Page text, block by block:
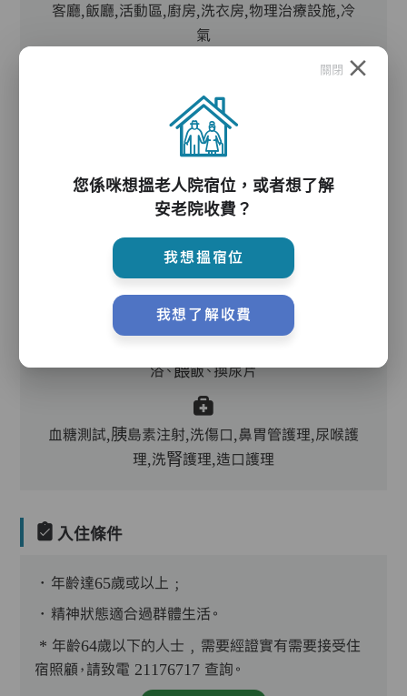
客廳,飯廳,活動區,廚房,洗衣房,物理治療設施,冷
氣
電動床,氣墊床,升降機,防滑扶手,助行器/拐杖,輪
椅
護理服務
主管,助理員,護理員,保健員,到診醫生,外展牙科
浴、餵飯、換尿片
血糖測試,胰島素注射,洗傷口,鼻胃管護理,尿喉護
理,洗腎護理,造口護理
入住條件
．年齡達65歲或以上﹔
．精神狀態適合過群體生活。
* 年齡64歲以下的人士﹐需要經證實有需要接受住
宿照顧，請致電 21176717 查詢。
關閉
您係咪想搵老人院宿位，或者想了解
安老院收費？
我想搵宿位
我想了解收費